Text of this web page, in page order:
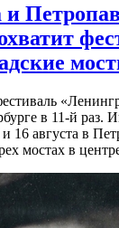
и
в 11-й раз.
16 августа в
мостах в